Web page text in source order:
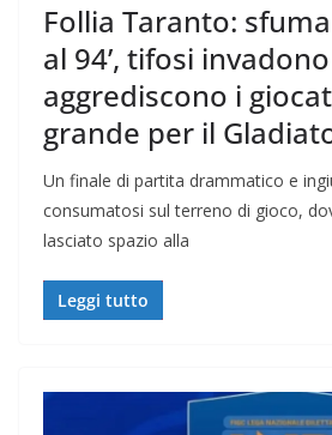
Follia Taranto:
al 94’, tifosi
aggrediscono i
grande per il
Un finale di partita drammatico e
consumatosi sul terreno di gioco,
lasciato spazio alla
Leggi tutto